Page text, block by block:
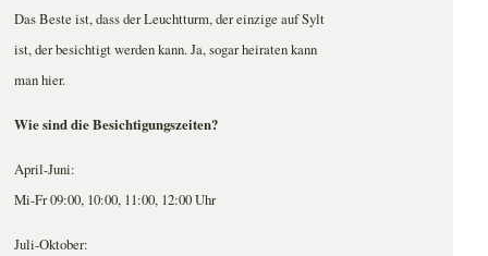
Das Beste ist, dass der Leuchtturm, der einzige auf Sylt
ist, der besichtigt werden kann. Ja, sogar heiraten kann
man hier.
Wie sind die Besichtigungszeiten?
April-Juni:
Mi-Fr 09:00, 10:00, 11:00, 12:00 Uhr
Juli-Oktober: